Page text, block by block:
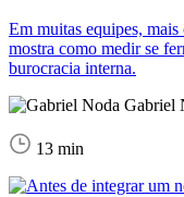
Em muitas equipes,
mostra como medir se
burocracia interna.
Gabriel
13 min